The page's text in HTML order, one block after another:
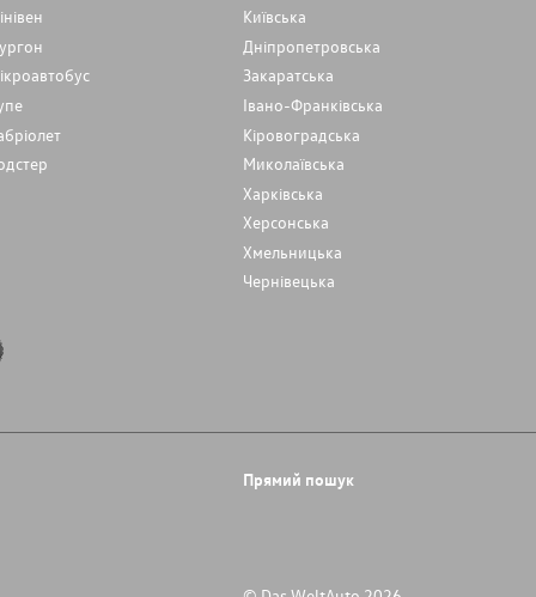
Київська
Дніпропетровська
Закаратська
Івано-Франківська
Кіровоградська
Миколаївська
Харківська
Херсонська
Хмельницька
Чернівецька
Прямий пошук